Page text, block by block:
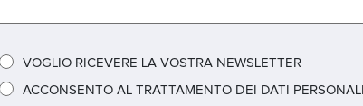
VOGLIO RICEVERE LA VOSTRA NEWSLETTER
ACCONSENTO AL TRATTAMENTO DEI DATI